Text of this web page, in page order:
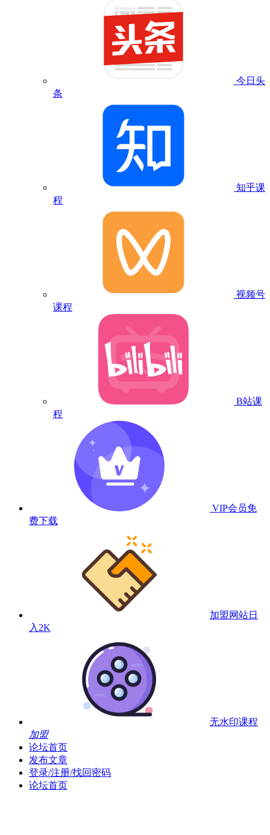
今日头
条
知乎课
程
视频号
课程
B站课
程
VIP会员免
费下载
加盟网站日
入2K
无水印课程
加盟
论坛首页
发布文章
登录/注册/找回密码
论坛首页